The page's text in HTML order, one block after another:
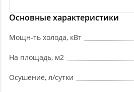
Основные характеристики
Мощн-ть холода, кВт
На площадь, м2
Осушение, л/сутки